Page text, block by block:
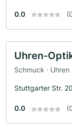
0.0
Uhren-
Schmuck · Uhren
Stuttgarter Str.
0.0